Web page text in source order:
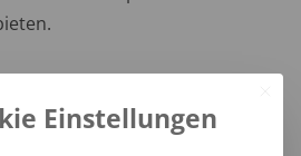
Einstellungen